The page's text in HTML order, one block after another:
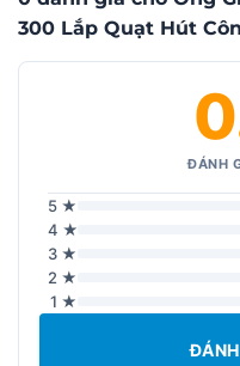
300 Lắp Quạt Hút
ĐÁNH
5 ★
4 ★
3 ★
2 ★
1 ★